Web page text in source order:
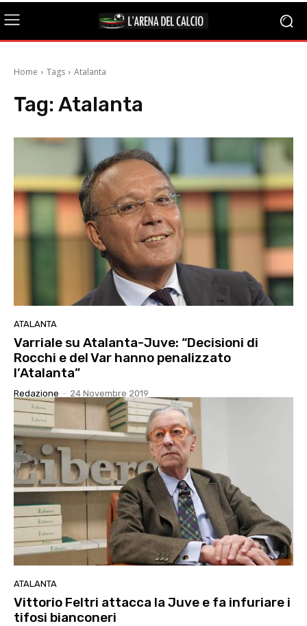
Home Tags Atalanta
Tag: Atalanta
ATALANTA
Varriale su Atalanta-Juve: “Decisioni di
Rocchi e del Var hanno penalizzato
l’Atalanta”
Redazione - 24 Novembre 2019
ATALANTA
Vittorio Feltri attacca la Juve e fa infuriare i
tifosi bianconeri